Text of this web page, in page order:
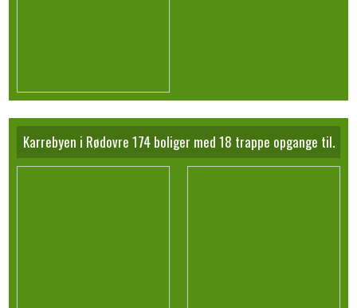
Karrebyen i Rødovre 174 boliger med 18 trappe opgange til.